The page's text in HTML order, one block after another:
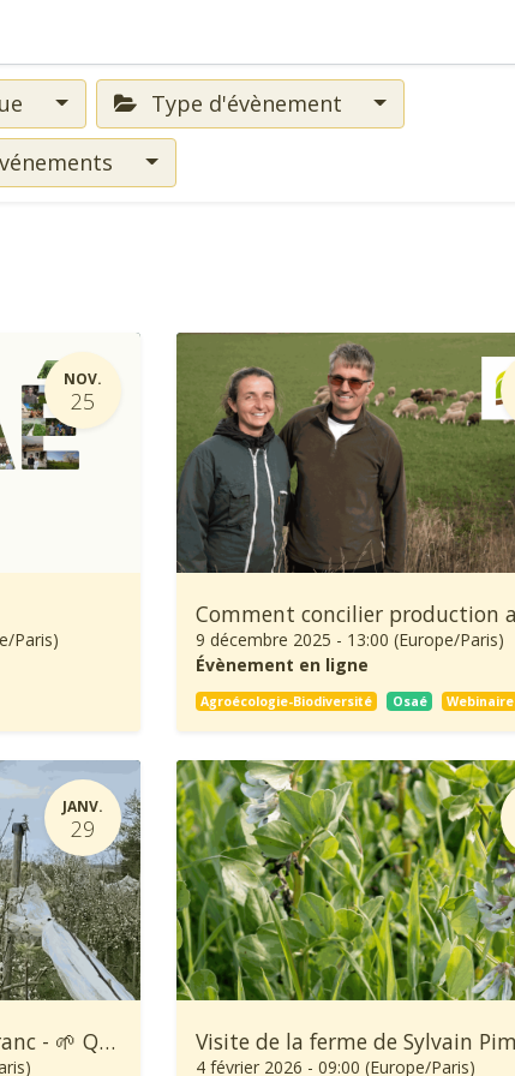
Type d'évènement
NOV.
25
Paris)
9 décembre 2025 - 13:00 (Europe/Paris)
Évènement en ligne
Agroécologie-Biodiversité Osaé Webinaire
JANV.
29
Visite de la ferme d'Alex Franc - 🌱 Quinzaine de l'Agroécologie
) 4 février 2026 - 09:00 (Europe/Paris)